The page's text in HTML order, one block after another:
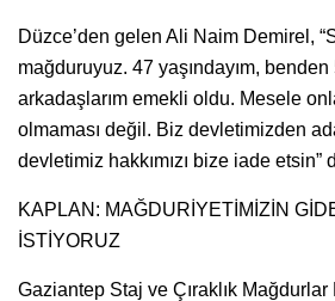
Düzce’den gelen Ali Naim Demirel,
mağduruyuz. 47 yaşındayım,
arkadaşlarım emekli oldu. Mesele
olmaması değil. Biz devletimizden
devletimiz hakkımızı bize iade etsin”
KAPLAN: MAĞDURİYETİMİZİN
İSTİYORUZ
Gaziantep Staj ve Çıraklık